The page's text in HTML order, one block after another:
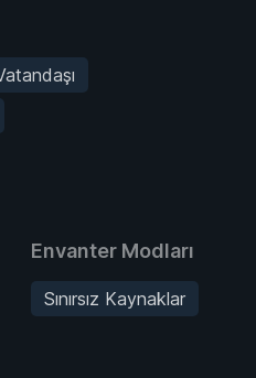
Envanter Modları
Sınırsız Kaynaklar